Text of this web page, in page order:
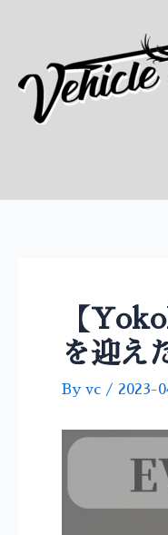
【
を迎え
By vc / 2023-
ビ
ン